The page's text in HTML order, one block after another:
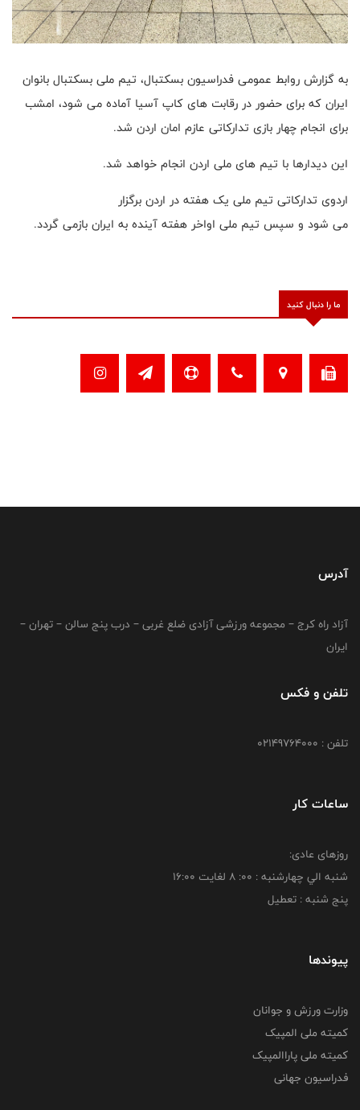
به گزارش روابط عمومی فدراسیون بسکتبال، تیم ملی بسکتبال بانوان
ایران که برای حضور در رقابت های کاپ آسیا آماده می شود، امشب
برای انجام چهار بازی تدارکاتی عازم امان اردن شد.
این دیدارها با تیم های ملی اردن انجام خواهد شد.
اردوی تدارکاتی تیم ملی یک هفته در اردن برگزار
می شود و سپس تیم ملی اواخر هفته آینده به ایران بازمی گردد.
ما را دنبال کنید
آدرس
آزاد راه کرج – مجموعه ورزشی آزادی ضلع غربی – درب پنج سالن – تهران –
ایران
تلفن و فکس
تلفن : 02149764000
ساعات کار
روزهای عادی:
شنبه الي چهارشنبه : 00: 8 لغايت 16:00
پنج شنبه : تعطیل
پیوندها
وزارت ورزش و جوانان
کمیته ملی المپیک
کمیته ملی پاراالمپیک
فدراسیون جهانی